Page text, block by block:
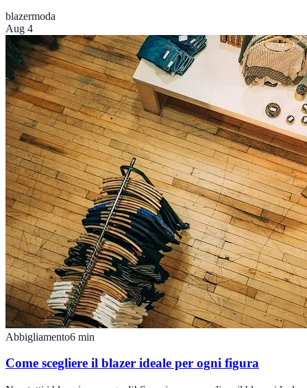
blazermoda
Aug 4
Abbigliamento6 min
Come scegliere il blazer ideale per ogni figura